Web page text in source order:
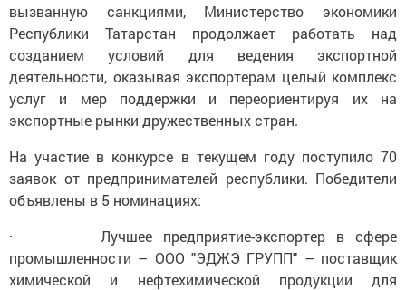
вызванную санкциями, Министерство экономики
Республики Татарстан продолжает работать над
созданием условий для ведения экспортной
деятельности, оказывая экспортерам целый комплекс
услуг и мер поддержки и переориентируя их на
экспортные рынки дружественных стран.
На участие в конкурсе в текущем году поступило 70
заявок от предпринимателей республики. Победители
объявлены в 5 номинациях:
· Лучшее предприятие-экспортер в сфере
промышленности – ООО "ЭДЖЭ ГРУПП" – поставщик
химической и нефтехимической продукции для